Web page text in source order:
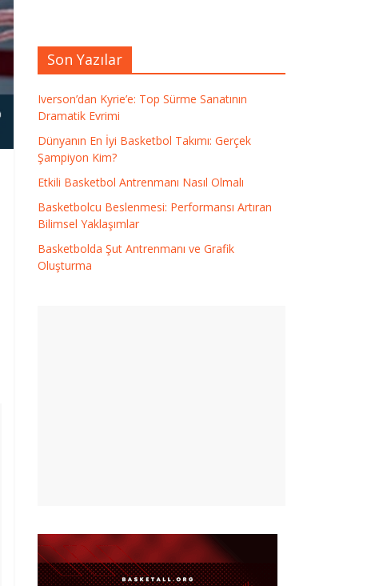
Son Yazılar
Iverson’dan Kyrie’e: Top Sürme Sanatının
Dramatik Evrimi
Dünyanın En İyi Basketbol Takımı: Gerçek
Şampiyon Kim?
Etkili Basketbol Antrenmanı Nasıl Olmalı
Basketbolcu Beslenmesi: Performansı Artıran
Bilimsel Yaklaşımlar
Basketbolda Şut Antrenmanı ve Grafik
Oluşturma